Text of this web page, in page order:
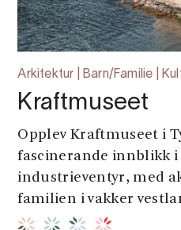
Arkitektur | Barn/Familie |
Kraftmuseet
Opplev Kraftmuseet i
fascinerande innblikk i
industrieventyr, med
familien i vakker